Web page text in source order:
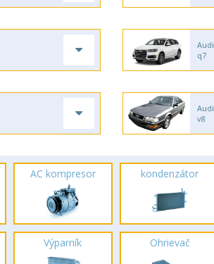
Audi
q7
Audi
v8
AC kompresor kondenzátor
Výparník Ohrievač